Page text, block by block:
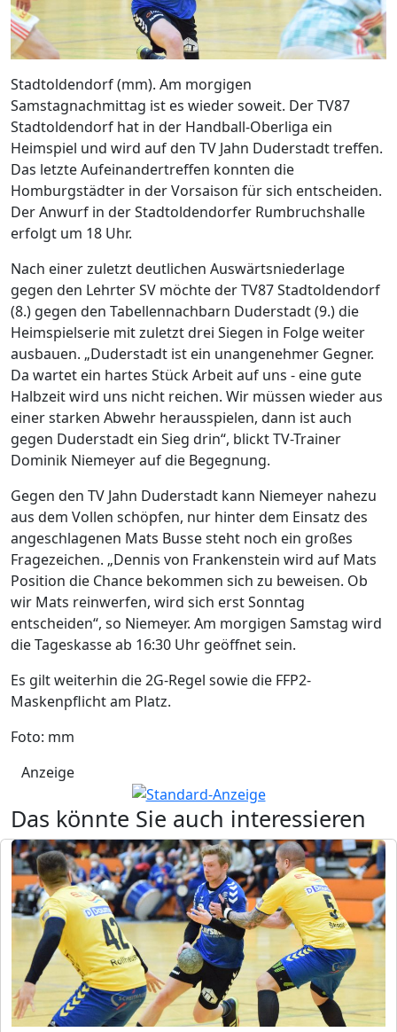
Stadtoldendorf (mm). Am morgigen
Samstagnachmittag ist es wieder soweit. Der TV87
Stadtoldendorf hat in der Handball-Oberliga ein
Heimspiel und wird auf den TV Jahn Duderstadt treffen.
Das letzte Aufeinandertreffen konnten die
Homburgstädter in der Vorsaison für sich entscheiden.
Der Anwurf in der Stadtoldendorfer Rumbruchshalle
erfolgt um 18 Uhr.
Nach einer zuletzt deutlichen Auswärtsniederlage
gegen den Lehrter SV möchte der TV87 Stadtoldendorf
(8.) gegen den Tabellennachbarn Duderstadt (9.) die
Heimspielserie mit zuletzt drei Siegen in Folge weiter
ausbauen. „Duderstadt ist ein unangenehmer Gegner.
Da wartet ein hartes Stück Arbeit auf uns - eine gute
Halbzeit wird uns nicht reichen. Wir müssen wieder aus
einer starken Abwehr herausspielen, dann ist auch
gegen Duderstadt ein Sieg drin“, blickt TV-Trainer
Dominik Niemeyer auf die Begegnung.
Gegen den TV Jahn Duderstadt kann Niemeyer nahezu
aus dem Vollen schöpfen, nur hinter dem Einsatz des
angeschlagenen Mats Busse steht noch ein großes
Fragezeichen. „Dennis von Frankenstein wird auf Mats
Position die Chance bekommen sich zu beweisen. Ob
wir Mats reinwerfen, wird sich erst Sonntag
entscheiden“, so Niemeyer. Am morgigen Samstag wird
die Tageskasse ab 16:30 Uhr geöffnet sein.
Es gilt weiterhin die 2G-Regel sowie die FFP2-
Maskenpflicht am Platz.
Foto: mm
Anzeige
Das könnte Sie auch interessieren